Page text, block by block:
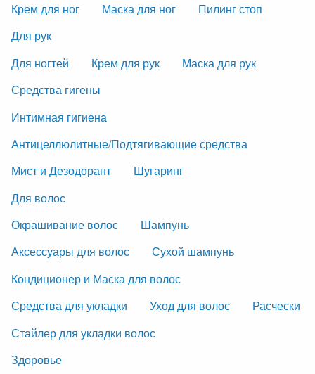
Крем для ног
Маска для ног
Пилинг стоп
Для рук
Для ногтей
Крем для рук
Маска для рук
Средства гигены
Интимная гигиена
Антицеллюлитные/Подтягивающие средства
Мист и Дезодорант
Шугаринг
Для волос
Окрашивание волос
Шампунь
Аксессуары для волос
Сухой шампунь
Кондиционер и Маска для волос
Средства для укладки
Уход для волос
Расчески
Стайлер для укладки волос
Здоровье